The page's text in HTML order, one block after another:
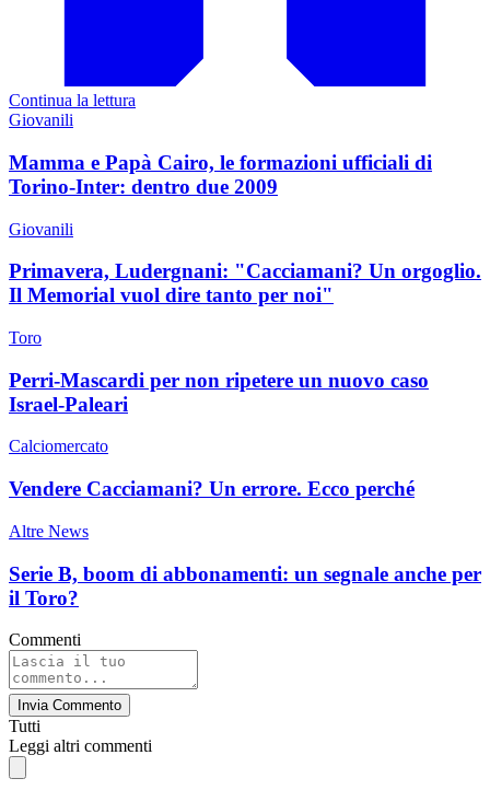
Continua la lettura
Giovanili
Mamma e Papà Cairo, le formazioni ufficiali di
Torino-Inter: dentro due 2009
Giovanili
Primavera, Ludergnani: "Cacciamani? Un orgoglio.
Il Memorial vuol dire tanto per noi"
Toro
Perri-Mascardi per non ripetere un nuovo caso
Israel-Paleari
Calciomercato
Vendere Cacciamani? Un errore. Ecco perché
Altre News
Serie B, boom di abbonamenti: un segnale anche per
il Toro?
Commenti
Invia Commento
Tutti
Leggi altri commenti